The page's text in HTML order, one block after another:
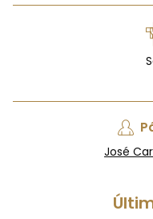
José